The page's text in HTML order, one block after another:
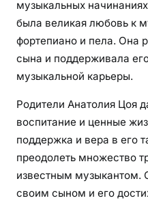
музыкальных
была великая любовь к
фортепиано и пела. Она
сына и поддерживала
музыкальной карьеры.
Родители Анатолия Цоя
воспитание и ценные
поддержка и вера в его
преодолеть множество
известным музыкантом.
своим сыном и его